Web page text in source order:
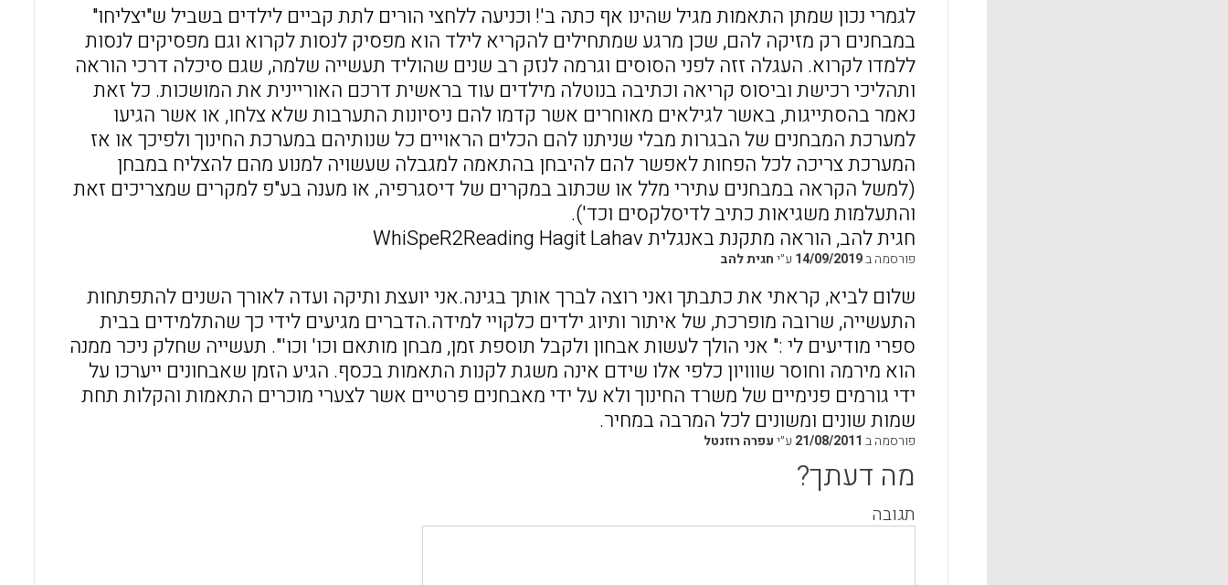
לגמרי נכון שמתן התאמות מגיל שהינו אף כתה ב'! וכניעה ללחצי הורים לתת קביים לילדים בשביל ש"יצליחו"
במבחנים רק מזיקה להם, שכן מרגע שמתחילים להקריא לילד הוא מפסיק לנסות לקרוא וגם מפסיקים לנסות
ללמדו לקרוא. העגלה זזה לפני הסוסים וגרמה לנזק רב שנים שהוליד תעשייה שלמה, שגם סיכלה דרכי הוראה
ותהליכי רכישת וביסוס קריאה וכתיבה בנוטלה מילדים עוד בראשית דרכם האוריינית את המושכות. כל זאת
נאמר בהסתייגות, באשר לגילאים מאוחרים אשר קדמו להם ניסיונות התערבות שלא צלחו, או אשר הגיעו
למערכת המבחנים של הבגרות מבלי שניתנו להם הכלים הראויים כל שנותיהם במערכת החינוך ולפיכך או אז
המערכת צריכה לכל הפחות לאפשר להם להיבחן בהתאמה למגבלה שעשויה למנוע מהם להצליח במבחן
(למשל הקראה במבחנים עתירי מלל או שכתוב במקרים של דיסגרפיה, או מענה בע"פ למקרים שמצריכים זאת
והתעלמות משגיאות כתיב לדיסלקסים וכד').
חגית להב, הוראה מתקנת באנגלית WhiSpeR2Reading Hagit Lahav
פורסמה ב14/09/2019 ע״יחגית להב
שלום לביא, קראתי את כתבתך ואני רוצה לברך אותך בגינה.אני יועצת ותיקה ועדה לאורך השנים להתפתחות
התעשייה, שרובה מופרכת, של איתור ותיוג ילדים כלקויי למידה.הדברים מגיעים לידי כך שהתלמידים בבית
ספרי מודיעים לי :" אני הולך לעשות אבחון ולקבל תוספת זמן, מבחן מותאם וכו' וכו'". תעשייה שחלק ניכר ממנה
הוא מירמה וחוסר שווויון כלפי אלו שידם אינה משגת לקנות התאמות בכסף. הגיע הזמן שאבחונים ייערכו על
ידי גורמים פנימיים של משרד החינוך ולא על ידי מאבחנים פרטיים אשר לצערי מוכרים התאמות והקלות תחת
שמות שונים ומשונים לכל המרבה במחיר.
פורסמה ב 21/08/2011 ע״יעפרה רוזנטל
מה דעתך?
תגובה